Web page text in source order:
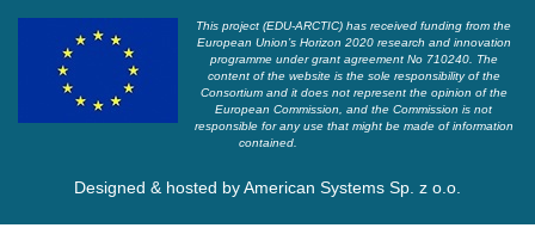
This project (EDU-ARCTIC) has received funding from the
European Union’s Horizon 2020 research and innovation
programme under grant agreement No 710240. The
content of the website is the sole responsibility of the
Consortium and it does not represent the opinion of the
European Commission, and the Commission is not
responsible for any use that might be made of information
contained.
Designed & hosted byAmerican Systems Sp. z o.o.